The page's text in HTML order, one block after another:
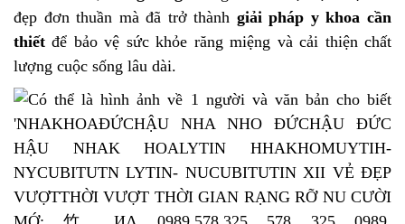
đẹp đơn thuần mà đã trở thành giải pháp y khoa cần
thiết để bảo vệ sức khỏe răng miệng và cải thiện chất
lượng cuộc sống lâu dài.